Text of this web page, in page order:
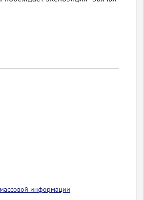
информации